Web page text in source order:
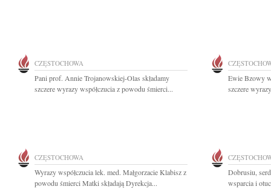
CZĘSTOCHOWA
Pani prof. Annie Trojanowskiej-Olas składamy
szczere wyrazy współczucia z powodu śmierci...
Ewie Bzowy
szczere
CZĘSTOCHOWA
Wyrazy współczucia lek. med. Małgorzacie Klabisz z
powodu śmierci Matki składają Dyrekcja...
Dobrusiu,
wsparcia i